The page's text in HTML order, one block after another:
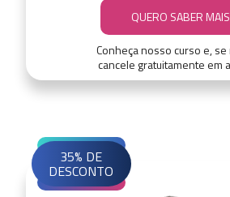
QUERO SABER MAIS
Conheça nosso curso e,
cancele gratuitamente em
35% DE
DESCONTO